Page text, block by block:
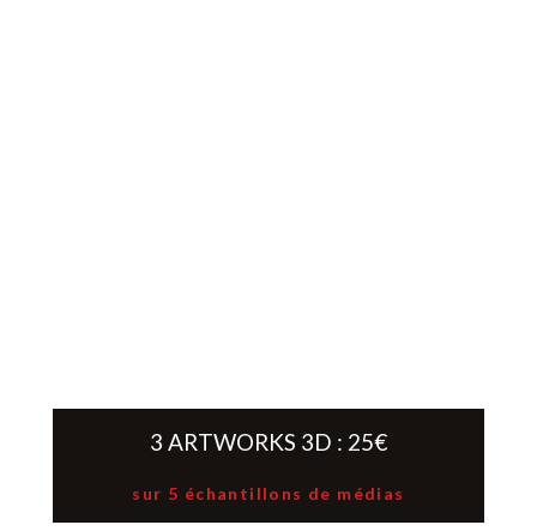
3 ARTWORKS 3D : 25€
sur 5 échantillons de médias